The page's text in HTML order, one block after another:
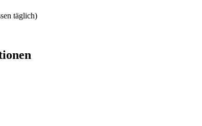
täglich)